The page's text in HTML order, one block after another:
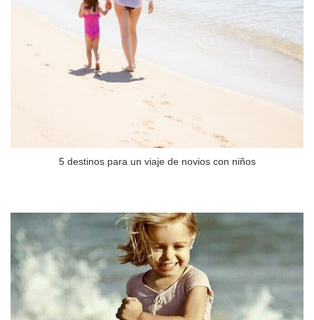
5 destinos para un viaje de novios con niños